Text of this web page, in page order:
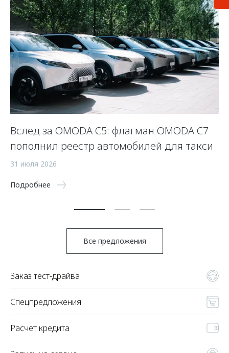
Вслед за OMODA C5: флагман OMODA C7
пополнил реестр автомобилей для такси
31 июля 2026
Подробнее
Все предложения
Заказ тест-драйва
Спецпредложения
Расчет кредита